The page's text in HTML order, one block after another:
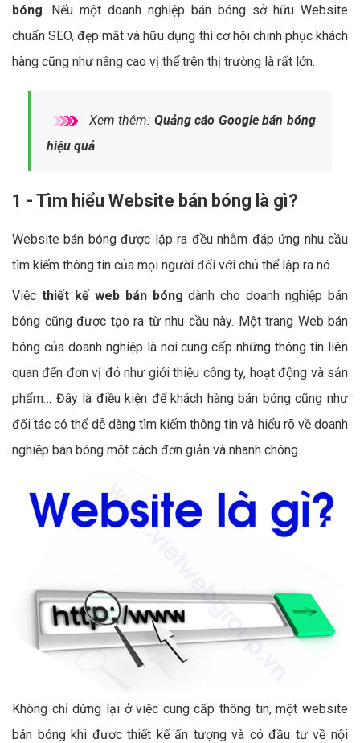
bóng. Nếu một doanh nghiệp bán bóng sở hữu Website
chuẩn SEO, đẹp mắt và hữu dụng thì cơ hội chinh phục khách
hàng cũng như nâng cao vị thế trên thị trường là rất lớn.
Xem thêm: Quảng cáo Google bán bóng
hiệu quả
1 - Tìm hiểu Website bán bóng là gì?
Website bán bóng được lập ra đều nhằm đáp ứng nhu cầu
tìm kiếm thông tin của mọi người đối với chủ thể lập ra nó.
Việc thiết kế web bán bóng dành cho doanh nghiệp bán
bóng cũng được tạo ra từ nhu cầu này. Một trang Web bán
bóng của doanh nghiệp là nơi cung cấp những thông tin liên
quan đến đơn vị đó như giới thiệu công ty, hoạt động và sản
phẩm… Đây là điều kiện để khách hàng bán bóng cũng như
đối tác có thể dễ dàng tìm kiếm thông tin và hiểu rõ về doanh
nghiệp bán bóng một cách đơn giản và nhanh chóng.
Không chỉ dừng lại ở việc cung cấp thông tin, một website
bán bóng khi được thiết kế ấn tượng và có đầu tư về nội